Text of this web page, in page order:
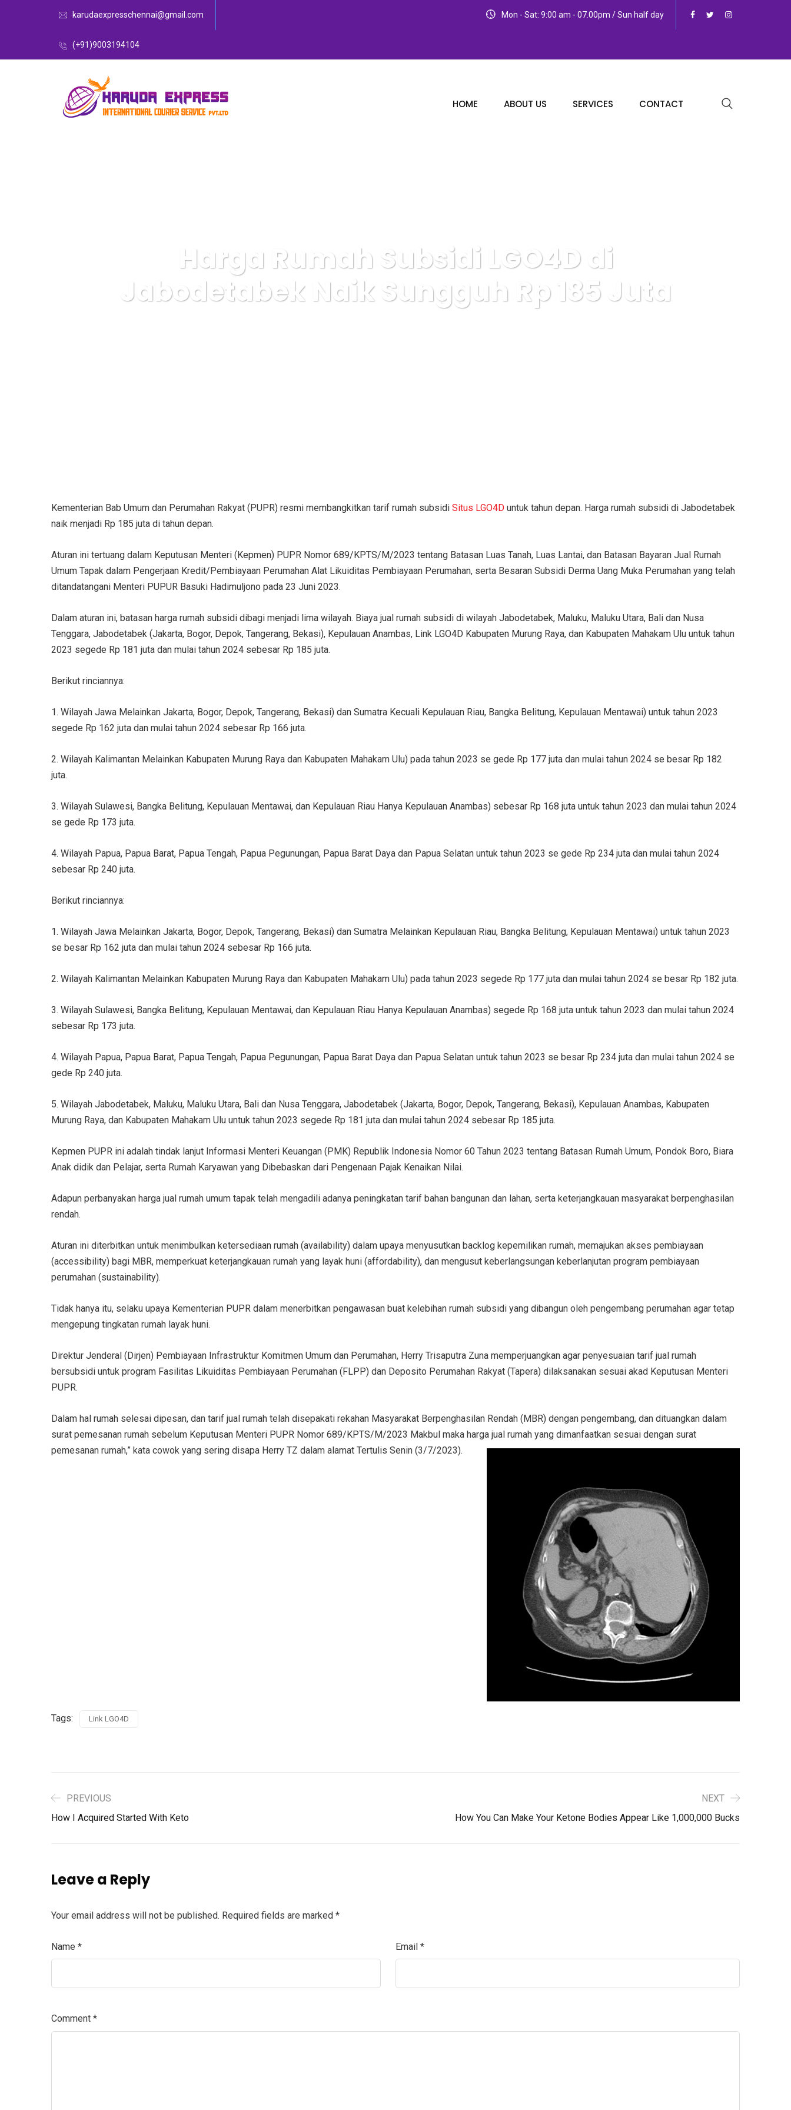
karudaexpresschennai@gmail.com
(+91)9003194104
Mon - Sat: 9:00 am - 07.00pm / Sun half day
HOME ABOUT US SERVICES CONTACT
Harga Rumah Subsidi LGO4D di
Jabodetabek Naik Sungguh Rp 185 Juta
Kementerian Bab Umum dan Perumahan Rakyat (PUPR) resmi membangkitkan tarif rumah subsidi Situs LGO4D untuk tahun depan. Harga rumah subsidi di Jabodetabek
naik menjadi Rp 185 juta di tahun depan.
Aturan ini tertuang dalam Keputusan Menteri (Kepmen) PUPR Nomor 689/KPTS/M/2023 tentang Batasan Luas Tanah, Luas Lantai, dan Batasan Bayaran Jual Rumah
Umum Tapak dalam Pengerjaan Kredit/Pembiayaan Perumahan Alat Likuiditas Pembiayaan Perumahan, serta Besaran Subsidi Derma Uang Muka Perumahan yang telah
ditandatangani Menteri PUPUR Basuki Hadimuljono pada 23 Juni 2023.
Dalam aturan ini, batasan harga rumah subsidi dibagi menjadi lima wilayah. Biaya jual rumah subsidi di wilayah Jabodetabek, Maluku, Maluku Utara, Bali dan Nusa
Tenggara, Jabodetabek (Jakarta, Bogor, Depok, Tangerang, Bekasi), Kepulauan Anambas, Link LGO4D Kabupaten Murung Raya, dan Kabupaten Mahakam Ulu untuk tahun
2023 segede Rp 181 juta dan mulai tahun 2024 sebesar Rp 185 juta.
Berikut rinciannya:
1. Wilayah Jawa Melainkan Jakarta, Bogor, Depok, Tangerang, Bekasi) dan Sumatra Kecuali Kepulauan Riau, Bangka Belitung, Kepulauan Mentawai) untuk tahun 2023
segede Rp 162 juta dan mulai tahun 2024 sebesar Rp 166 juta.
2. Wilayah Kalimantan Melainkan Kabupaten Murung Raya dan Kabupaten Mahakam Ulu) pada tahun 2023 se gede Rp 177 juta dan mulai tahun 2024 se besar Rp 182
juta.
3. Wilayah Sulawesi, Bangka Belitung, Kepulauan Mentawai, dan Kepulauan Riau Hanya Kepulauan Anambas) sebesar Rp 168 juta untuk tahun 2023 dan mulai tahun 2024
se gede Rp 173 juta.
4. Wilayah Papua, Papua Barat, Papua Tengah, Papua Pegunungan, Papua Barat Daya dan Papua Selatan untuk tahun 2023 se gede Rp 234 juta dan mulai tahun 2024
sebesar Rp 240 juta.
Berikut rinciannya:
1. Wilayah Jawa Melainkan Jakarta, Bogor, Depok, Tangerang, Bekasi) dan Sumatra Melainkan Kepulauan Riau, Bangka Belitung, Kepulauan Mentawai) untuk tahun 2023
se besar Rp 162 juta dan mulai tahun 2024 sebesar Rp 166 juta.
2. Wilayah Kalimantan Melainkan Kabupaten Murung Raya dan Kabupaten Mahakam Ulu) pada tahun 2023 segede Rp 177 juta dan mulai tahun 2024 se besar Rp 182 juta.
3. Wilayah Sulawesi, Bangka Belitung, Kepulauan Mentawai, dan Kepulauan Riau Hanya Kepulauan Anambas) segede Rp 168 juta untuk tahun 2023 dan mulai tahun 2024
sebesar Rp 173 juta.
4. Wilayah Papua, Papua Barat, Papua Tengah, Papua Pegunungan, Papua Barat Daya dan Papua Selatan untuk tahun 2023 se besar Rp 234 juta dan mulai tahun 2024 se
gede Rp 240 juta.
5. Wilayah Jabodetabek, Maluku, Maluku Utara, Bali dan Nusa Tenggara, Jabodetabek (Jakarta, Bogor, Depok, Tangerang, Bekasi), Kepulauan Anambas, Kabupaten
Murung Raya, dan Kabupaten Mahakam Ulu untuk tahun 2023 segede Rp 181 juta dan mulai tahun 2024 sebesar Rp 185 juta.
Kepmen PUPR ini adalah tindak lanjut Informasi Menteri Keuangan (PMK) Republik Indonesia Nomor 60 Tahun 2023 tentang Batasan Rumah Umum, Pondok Boro, Biara
Anak didik dan Pelajar, serta Rumah Karyawan yang Dibebaskan dari Pengenaan Pajak Kenaikan Nilai.
Adapun perbanyakan harga jual rumah umum tapak telah mengadili adanya peningkatan tarif bahan bangunan dan lahan, serta keterjangkauan masyarakat berpenghasilan
rendah.
Aturan ini diterbitkan untuk menimbulkan ketersediaan rumah (availability) dalam upaya menyusutkan backlog kepemilikan rumah, memajukan akses pembiayaan
(accessibility) bagi MBR, memperkuat keterjangkauan rumah yang layak huni (affordability), dan mengusut keberlangsungan keberlanjutan program pembiayaan
perumahan (sustainability).
Tidak hanya itu, selaku upaya Kementerian PUPR dalam menerbitkan pengawasan buat kelebihan rumah subsidi yang dibangun oleh pengembang perumahan agar tetap
mengepung tingkatan rumah layak huni.
Direktur Jenderal (Dirjen) Pembiayaan Infrastruktur Komitmen Umum dan Perumahan, Herry Trisaputra Zuna memperjuangkan agar penyesuaian tarif jual rumah
bersubsidi untuk program Fasilitas Likuiditas Pembiayaan Perumahan (FLPP) dan Deposito Perumahan Rakyat (Tapera) dilaksanakan sesuai akad Keputusan Menteri
PUPR.
Dalam hal rumah selesai dipesan, dan tarif jual rumah telah disepakati rekahan Masyarakat Berpenghasilan Rendah (MBR) dengan pengembang, dan dituangkan dalam
surat pemesanan rumah sebelum Keputusan Menteri PUPR Nomor 689/KPTS/M/2023 Makbul maka harga jual rumah yang dimanfaatkan sesuai dengan surat
pemesanan rumah,” kata cowok yang sering disapa Herry TZ dalam alamat Tertulis Senin (3/7/2023).
Tags: Link LGO4D
PREVIOUS
How I Acquired Started With Keto
NEXT
How You Can Make Your Ketone Bodies Appear Like 1,000,000 Bucks
Leave a Reply
Your email address will not be published. Required fields are marked *
Name * Email *
Comment *